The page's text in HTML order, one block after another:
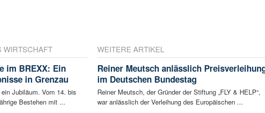
WIRTSCHAFT
im BREXX: Ein
in Grenzau
Jubiläum. Vom 14. bis
Bestehen mit ...
WEITERE ARTIKEL
Reiner Meutsch anlässlich
im Deutschen Bundestag
Reiner Meutsch, der Gründer der Stiftung „FLY & HELP“,
war anlässlich der Verleihung des Europäischen ...